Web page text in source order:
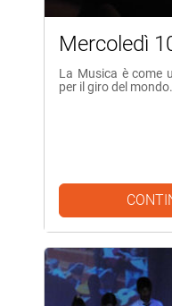
Mercoledì
La Musica è come
per il giro del mondo.